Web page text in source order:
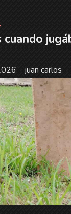
cuando
juan carlos